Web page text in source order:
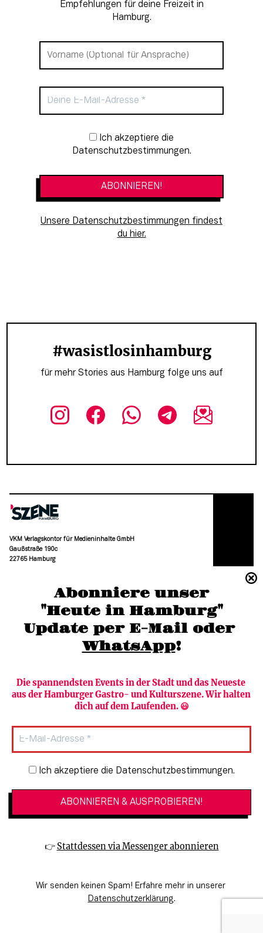
Abonniere unser
"Heute in Hamburg"
Update per E-Mail oder
WhatsApp!
Die spannendsten Events in der Stadt und das Neueste
aus der Hamburger Gastro- und Kulturszene. Wir halten
dich auf dem Laufenden. 😃
Newsletter-Anmeldung
Ich akzeptiere die Datenschutzbestimmungen.
👉 Stattdessen via Messenger abonnieren
Wir senden keinen Spam! Erfahre mehr in unserer
Datenschutzerklärung.
Empfehlungen für deine Freizeit in
Hamburg.
Newsletter-Anmeldung
Datenschutzbestimmungen.
Unsere Datenschutzbestimmungen findest
du hier.
#wasistlosinhamburg
für mehr Stories aus Hamburg folge uns auf
VKM Verlagskontor für Medieninhalte GmbH
Gaußstraße 190c
22765 Hamburg
moc.grubmah-enezs@ofni
Newsletter abonnieren
HAMBURG PUR
🔗 Kinoprogramm
🔗 Genuss-Guide Hamburg
Datenschutzbestimmungen
Barrierefreiheitserklärung